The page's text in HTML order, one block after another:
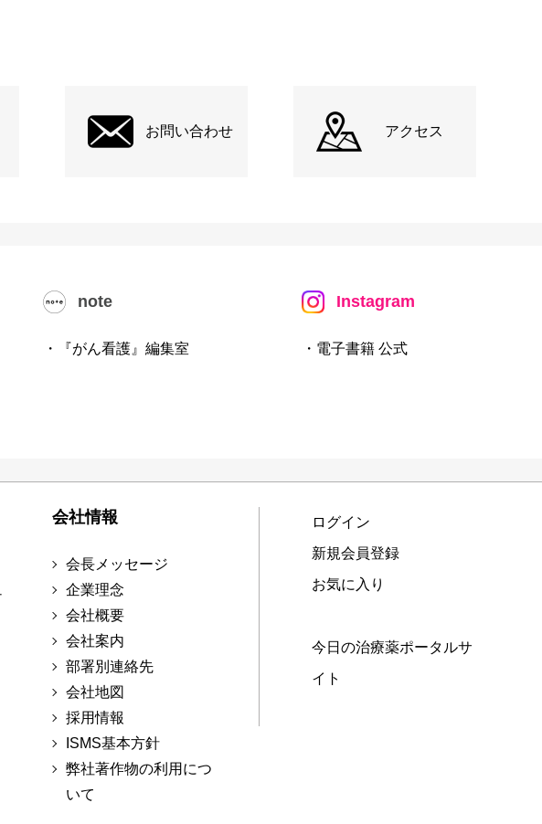
お問い合わせ アクセス
note
・『がん看護』編集室
Instagram
・電子書籍 公式
会社情報
会長メッセージ
企業理念
会社概要
会社案内
部署別連絡先
会社地図
採用情報
ISMS基本方針
弊社著作物の利用につ
いて
ログイン
新規会員登録
お気に入り
今日の治療薬ポータルサ
イト